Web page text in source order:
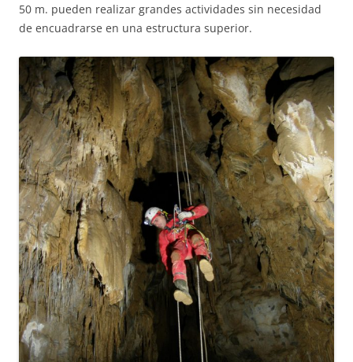
50 m. pueden realizar grandes actividades sin necesidad
de encuadrarse en una estructura superior.